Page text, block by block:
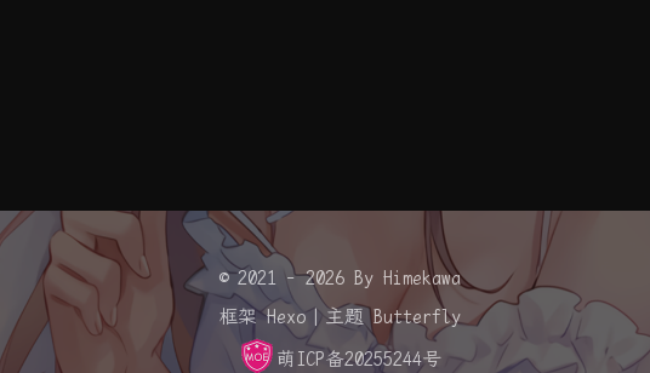
© 2021 - 2026 By Himekawa
框架Hexo 主题Butterfly
萌ICP备20255244号